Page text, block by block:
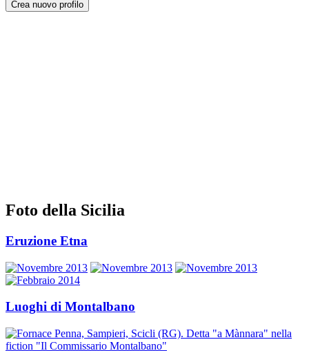
Foto della Sicilia
Eruzione Etna
Luoghi di Montalbano